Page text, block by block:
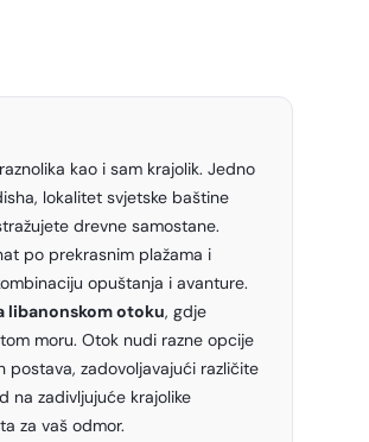
kao i sam krajolik. Jedno
lokalitet svjetske baštine
drevne samostane.
po prekrasnim plažama i
opuštanja i avanture.
libanonskom otoku, gdje
moru. Otok nudi razne opcije
postava, zadovoljavajući različite
na zadivljujuće krajolike
za vaš odmor.